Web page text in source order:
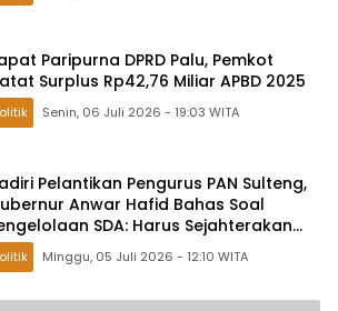
Paripurna DPRD Palu, Pemkot
Surplus Rp42,76 Miliar APBD 2025
Senin, 06 Juli 2026 - 19:03 WITA
Pelantikan Pengurus PAN Sulteng,
Anwar Hafid Bahas Soal
SDA: Harus Sejahterakan
Minggu, 05 Juli 2026 - 12:10 WITA